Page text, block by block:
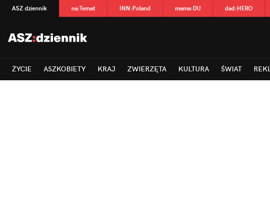
ASZ:dziennik na:Temat INN:Poland mama:DU dad:HERO
ŻYCIE ASZKOBIETY KRAJ ZWIERZĘTA KULTURA ŚWIAT